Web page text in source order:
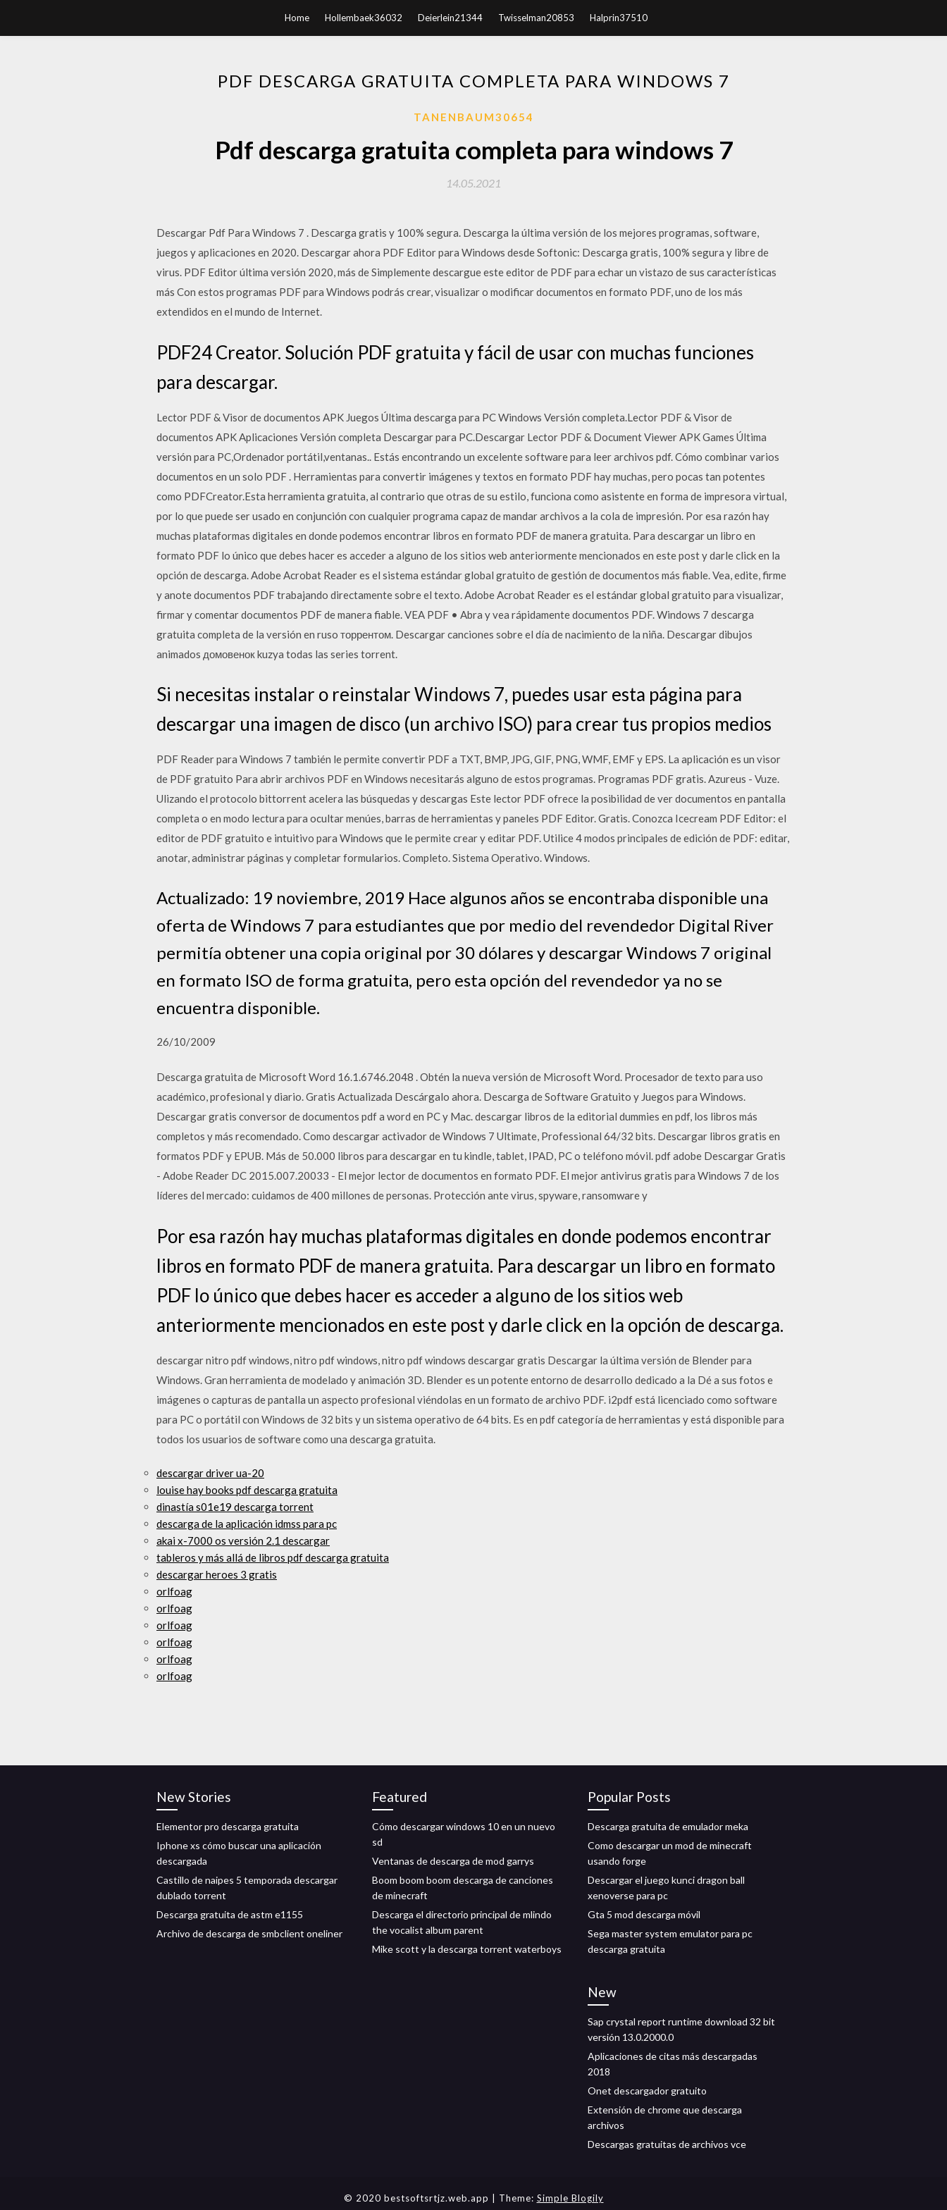
Home Hollembaek36032 Deierlein21344 Twisselman20853 Halprin37510
PDF DESCARGA GRATUITA COMPLETA PARA WINDOWS 7
TANENBAUM30654
Pdf descarga gratuita completa para windows 7
14.05.2021
Descargar Pdf Para Windows 7 . Descarga gratis y 100% segura. Descarga la última versión de los mejores programas, software,
juegos y aplicaciones en 2020. Descargar ahora PDF Editor para Windows desde Softonic: Descarga gratis, 100% segura y libre de
virus. PDF Editor última versión 2020, más de Simplemente descargue este editor de PDF para echar un vistazo de sus características
más Con estos programas PDF para Windows podrás crear, visualizar o modificar documentos en formato PDF, uno de los más
extendidos en el mundo de Internet.
PDF24 Creator. Solución PDF gratuita y fácil de usar con muchas funciones
para descargar.
Lector PDF & Visor de documentos APK Juegos Última descarga para PC Windows Versión completa.Lector PDF & Visor de
documentos APK Aplicaciones Versión completa Descargar para PC.Descargar Lector PDF & Document Viewer APK Games Última
versión para PC,Ordenador portátil,ventanas.. Estás encontrando un excelente software para leer archivos pdf. Cómo combinar varios
documentos en un solo PDF . Herramientas para convertir imágenes y textos en formato PDF hay muchas, pero pocas tan potentes
como PDFCreator.Esta herramienta gratuita, al contrario que otras de su estilo, funciona como asistente en forma de impresora virtual,
por lo que puede ser usado en conjunción con cualquier programa capaz de mandar archivos a la cola de impresión. Por esa razón hay
muchas plataformas digitales en donde podemos encontrar libros en formato PDF de manera gratuita. Para descargar un libro en
formato PDF lo único que debes hacer es acceder a alguno de los sitios web anteriormente mencionados en este post y darle click en la
opción de descarga. Adobe Acrobat Reader es el sistema estándar global gratuito de gestión de documentos más fiable. Vea, edite, firme
y anote documentos PDF trabajando directamente sobre el texto. Adobe Acrobat Reader es el estándar global gratuito para visualizar,
firmar y comentar documentos PDF de manera fiable. VEA PDF • Abra y vea rápidamente documentos PDF. Windows 7 descarga
gratuita completa de la versión en ruso торрентом. Descargar canciones sobre el día de nacimiento de la niña. Descargar dibujos
animados домовенок kuzya todas las series torrent.
Si necesitas instalar o reinstalar Windows 7, puedes usar esta página para
descargar una imagen de disco (un archivo ISO) para crear tus propios medios
PDF Reader para Windows 7 también le permite convertir PDF a TXT, BMP, JPG, GIF, PNG, WMF, EMF y EPS. La aplicación es un visor
de PDF gratuito Para abrir archivos PDF en Windows necesitarás alguno de estos programas. Programas PDF gratis. Azureus - Vuze.
Ulizando el protocolo bittorrent acelera las búsquedas y descargas Este lector PDF ofrece la posibilidad de ver documentos en pantalla
completa o en modo lectura para ocultar menúes, barras de herramientas y paneles PDF Editor. Gratis. Conozca Icecream PDF Editor: el
editor de PDF gratuito e intuitivo para Windows que le permite crear y editar PDF. Utilice 4 modos principales de edición de PDF: editar,
anotar, administrar páginas y completar formularios. Completo. Sistema Operativo. Windows.
Actualizado: 19 noviembre, 2019 Hace algunos años se encontraba disponible una
oferta de Windows 7 para estudiantes que por medio del revendedor Digital River
permitía obtener una copia original por 30 dólares y descargar Windows 7 original
en formato ISO de forma gratuita, pero esta opción del revendedor ya no se
encuentra disponible.
26/10/2009
Descarga gratuita de Microsoft Word 16.1.6746.2048 . Obtén la nueva versión de Microsoft Word. Procesador de texto para uso
académico, profesional y diario. Gratis Actualizada Descárgalo ahora. Descarga de Software Gratuito y Juegos para Windows.
Descargar gratis conversor de documentos pdf a word en PC y Mac. descargar libros de la editorial dummies en pdf, los libros más
completos y más recomendado. Como descargar activador de Windows 7 Ultimate, Professional 64/32 bits. Descargar libros gratis en
formatos PDF y EPUB. Más de 50.000 libros para descargar en tu kindle, tablet, IPAD, PC o teléfono móvil. pdf adobe Descargar Gratis
- Adobe Reader DC 2015.007.20033 - El mejor lector de documentos en formato PDF. El mejor antivirus gratis para Windows 7 de los
líderes del mercado: cuidamos de 400 millones de personas. Protección ante virus, spyware, ransomware y
Por esa razón hay muchas plataformas digitales en donde podemos encontrar
libros en formato PDF de manera gratuita. Para descargar un libro en formato
PDF lo único que debes hacer es acceder a alguno de los sitios web
anteriormente mencionados en este post y darle click en la opción de descarga.
descargar nitro pdf windows, nitro pdf windows, nitro pdf windows descargar gratis Descargar la última versión de Blender para
Windows. Gran herramienta de modelado y animación 3D. Blender es un potente entorno de desarrollo dedicado a la Dé a sus fotos e
imágenes o capturas de pantalla un aspecto profesional viéndolas en un formato de archivo PDF. i2pdf está licenciado como software
para PC o portátil con Windows de 32 bits y un sistema operativo de 64 bits. Es en pdf categoría de herramientas y está disponible para
todos los usuarios de software como una descarga gratuita.
descargar driver ua-20
louise hay books pdf descarga gratuita
dinastía s01e19 descarga torrent
descarga de la aplicación idmss para pc
akai x-7000 os versión 2.1 descargar
tableros y más allá de libros pdf descarga gratuita
descargar heroes 3 gratis
orlfoag
orlfoag
orlfoag
orlfoag
orlfoag
orlfoag
New Stories
Elementor pro descarga gratuita
Iphone xs cómo buscar una aplicación
descargada
Castillo de naipes 5 temporada descargar
dublado torrent
Descarga gratuita de astm e1155
Archivo de descarga de smbclient oneliner
Featured
Cómo descargar windows 10 en un nuevo
sd
Ventanas de descarga de mod garrys
Boom boom boom descarga de canciones
de minecraft
Descarga el directorio principal de mlindo
the vocalist album parent
Mike scott y la descarga torrent waterboys
Popular Posts
Descarga gratuita de emulador meka
Como descargar un mod de minecraft
usando forge
Descargar el juego kunci dragon ball
xenoverse para pc
Gta 5 mod descarga móvil
Sega master system emulator para pc
descarga gratuita
New
Sap crystal report runtime download 32 bit
versión 13.0.2000.0
Aplicaciones de citas más descargadas
2018
Onet descargador gratuito
Extensión de chrome que descarga
archivos
Descargas gratuitas de archivos vce
© 2020 bestsoftsrtjz.web.app | Theme: Simple Blogily